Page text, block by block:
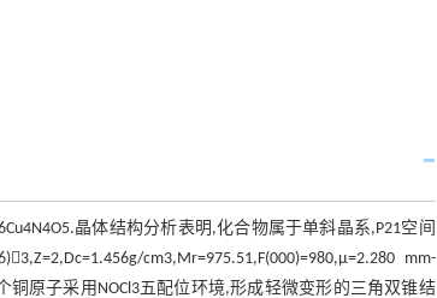
晶体结构分析表明,化合物属于单斜晶系,P21空间
cm3,Mr=975.51,F(000)=980,μ=2.280 mm-
原子采用NOCl3五配位环境,形成轻微变形的三角双锥结